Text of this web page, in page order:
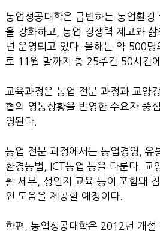
농업성공대학은 급변하는 농업환경
을 강화하고, 농업 경쟁력 제고와
년 운영되고 있다. 올해는 약 500명
로 11월 말까지 총 25주간 50시간
교육과정은 농업 전문 과정과 교양
협의 영농상황을 반영한 수요자 중
영된다.
농업 전문 과정에서는 농업경영, 유
환경농법, ICT농업 등을 다룬다. 교
활 세무, 성인지 교육 등이 포함돼
인 도움을 제공할 예정이다.
한편, 농업성공대학은 2012년 개